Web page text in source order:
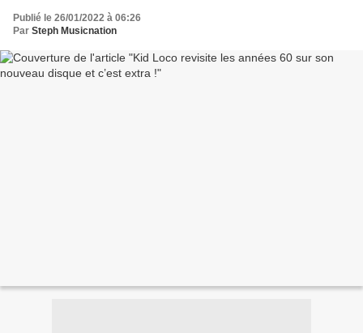
Publié le 26/01/2022 à 06:26
Par Steph Musicnation